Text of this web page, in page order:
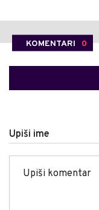
KOMENTARI 0
Upiši ime